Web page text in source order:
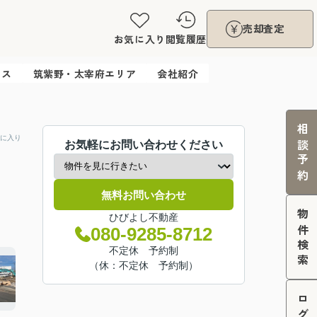
お気に入り 閲覧履歴
売却査定
筑紫野・太宰府エリア 会社紹介
入り
お気軽にお問い合わせください
無料お問い合わせ
ひびよし不動産
080-9285-8712
不定休 予約制
（休：不定休 予約制）
相談予約
物件検索